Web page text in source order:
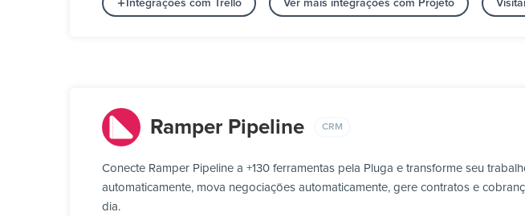
Integrações com Trello Ver mais integrações com Projeto
Ramper Pipeline CRM
Conecte Ramper Pipeline a +130 ferramentas pela Pluga e transforme seu
automaticamente, mova negociações automaticamente, gere contratos e
dia.